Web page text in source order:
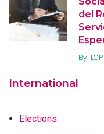
del
By
International
Elections